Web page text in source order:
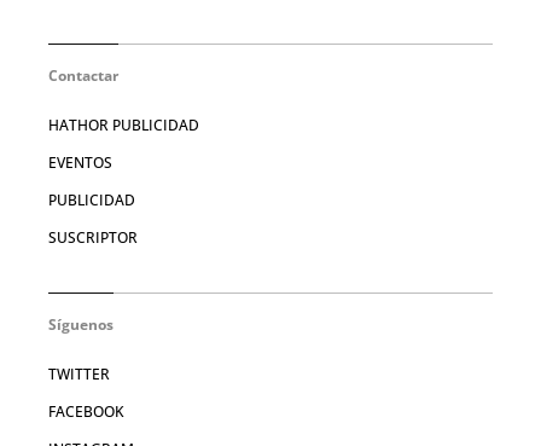
Contactar
HATHOR PUBLICIDAD
EVENTOS
PUBLICIDAD
SUSCRIPTOR
Síguenos
TWITTER
FACEBOOK